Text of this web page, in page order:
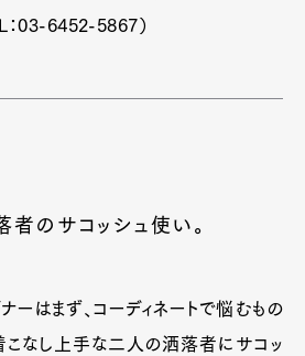
：03-6452-5867）
者のサコッシュ使い。
ーはまず、コーディネートで悩むもの
こなし上手な二人の洒落者にサコッ